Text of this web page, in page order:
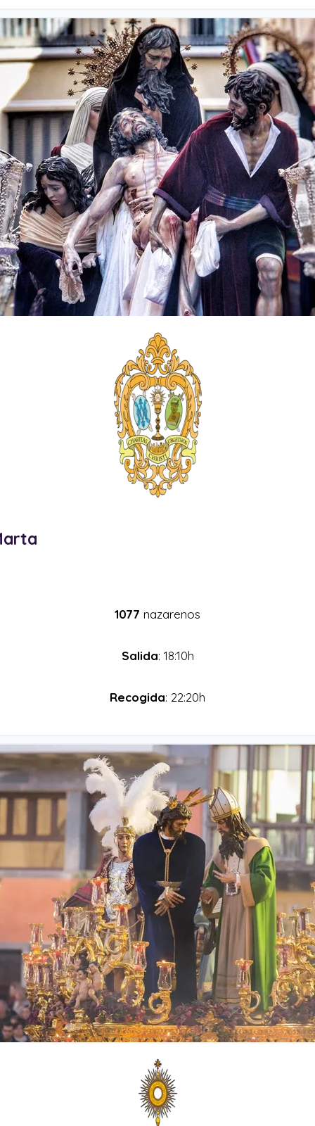
1077 nazarenos
Salida: 18:10h
Recogida: 22:20h